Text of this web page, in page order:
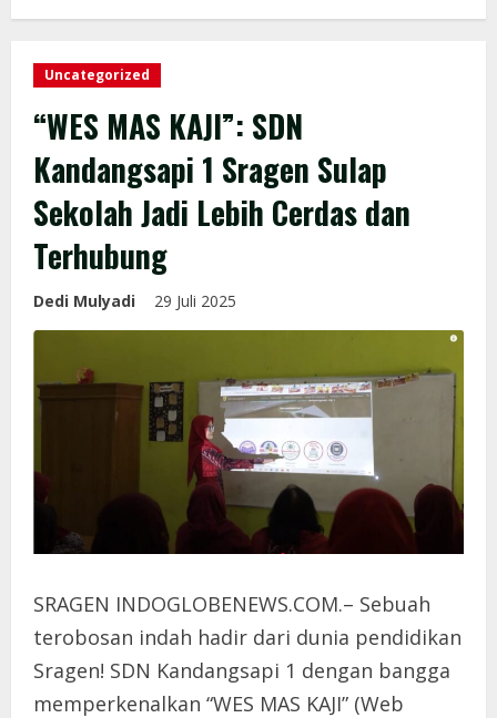
Uncategorized
“WES MAS KAJI”: SDN
Kandangsapi 1 Sragen Sulap
Sekolah Jadi Lebih Cerdas dan
Terhubung
Dedi Mulyadi 29 Juli 2025
SRAGEN INDOGLOBENEWS.COM.– Sebuah
terobosan indah hadir dari dunia pendidikan
Sragen! SDN Kandangsapi 1 dengan bangga
memperkenalkan “WES MAS KAJI” (Web